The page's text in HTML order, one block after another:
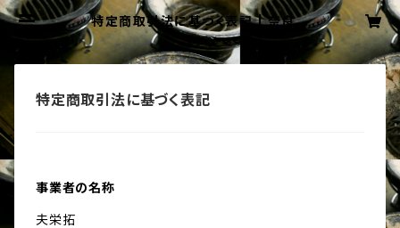
特定商取引法に基づく表記 | 奈良富
雄の焼肉屋千久左の秘伝のタレの販
売サイト|全国発送可！
特定商取引法に基づく表記
事業者の名称
夫栄拓